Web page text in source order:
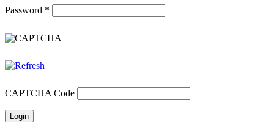
Password *
CAPTCHA Code